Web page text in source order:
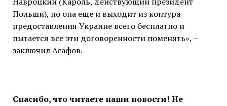
Польши), но она еще и выходит из контура
предоставления Украине всего бесплатно и
пытается все эти договоренности поменять», –
заключил Асафов.
Спасибо, что читаете наши новости! Не